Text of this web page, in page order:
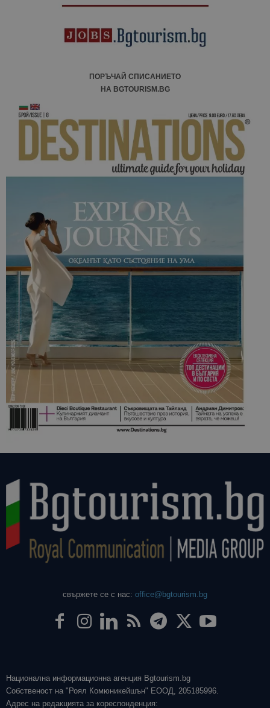
ПОРЪЧАЙ СПИСАНИЕТО
НА BGTOURISM.BG
свържете се с нас: office@bgtourism.bg
Национална информационна агенция Bgtourism.bg
Собственост на "Роял Комюникейшън" ЕООД, 205185996.
Адрес на редакцията за кореспонденция: